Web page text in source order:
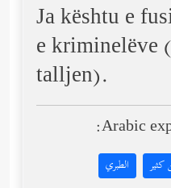
Ja kështu e
e kriminelëve
talljen).
Arabic
كثير الطبري